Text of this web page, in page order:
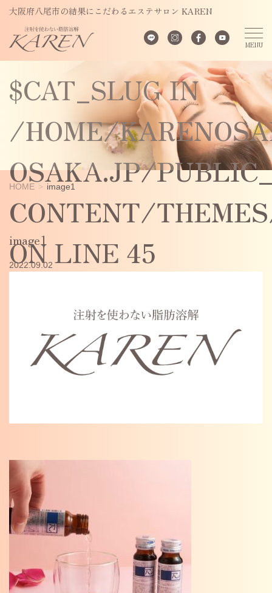
大阪府八尾市の結果にこだわるエステサロン KAREN
VARIABLE
$CAT_SLUG IN
/HOME/
OSAKA.JP/
CONTENT/
ON LINE 45
content/themes/karen2023/single.phpon line
HOME image1
image1
2022.09.02